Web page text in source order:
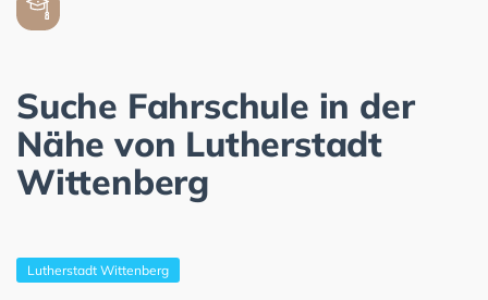
Suche Fahrschule in der
Nähe von Lutherstadt
Wittenberg
Lutherstadt Wittenberg